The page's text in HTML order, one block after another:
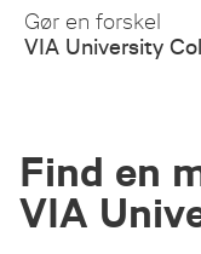
Skip
Main
Gør en forskel
VIA University
Find en
VIA